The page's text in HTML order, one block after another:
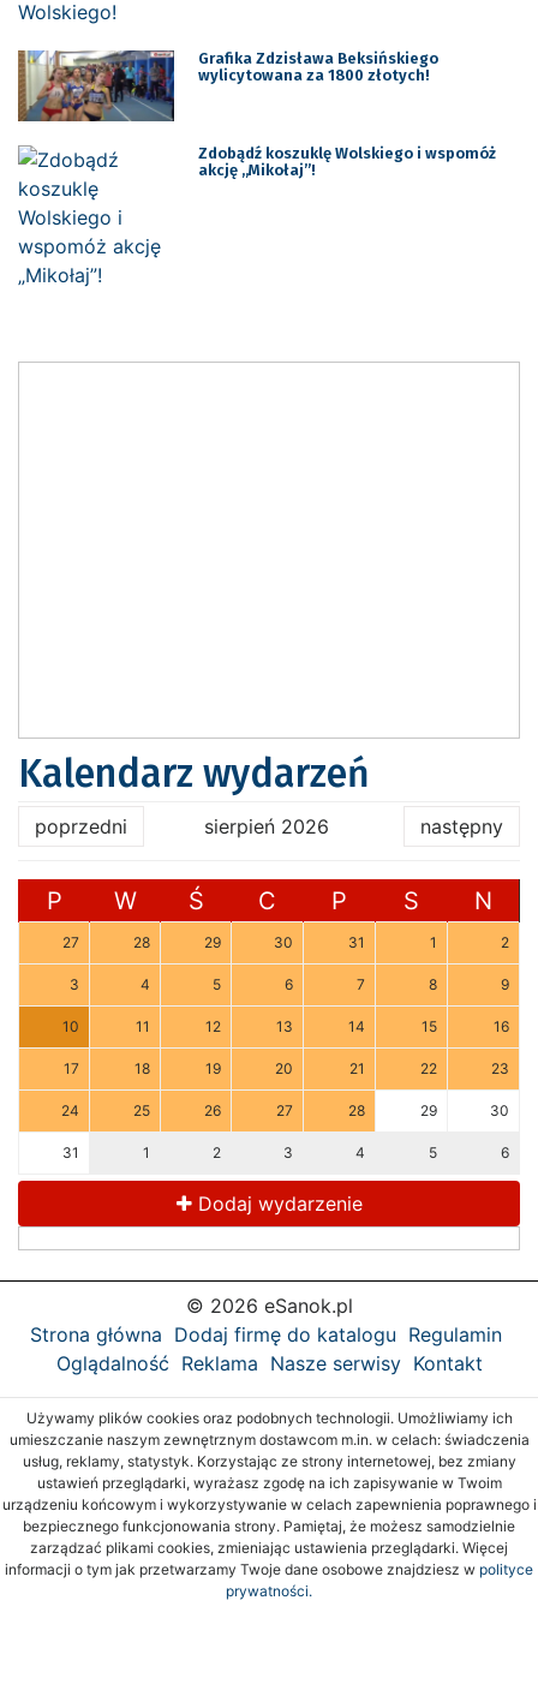
Grafika Zdzisława Beksińskiego
wylicytowana za 1800 złotych!
Zdobądź koszuklę Wolskiego i wspomóż
akcję „Mikołaj”!
Kalendarz wydarzeń
poprzedni sierpień 2026 następny
P W Ś C P S N
27 28 29 30 31 1 2
3 4 5 6 7 8 9
10 11 12 13 14 15 16
17 18 19 20 21 22 23
24 25 26 27 28 29 30
31 1 2 3 4 5 6
Dodaj wydarzenie
© 2026 eSanok.pl
Strona główna Dodaj firmę do katalogu Regulamin
Oglądalność Reklama Nasze serwisy Kontakt
Używamy plików cookies oraz podobnych technologii. Umożliwiamy ich
umieszczanie naszym zewnętrznym dostawcom m.in. w celach: świadczenia
usług, reklamy, statystyk. Korzystając ze strony internetowej, bez zmiany
ustawień przeglądarki, wyrażasz zgodę na ich zapisywanie w Twoim
urządzeniu końcowym i wykorzystywanie w celach zapewnienia poprawnego i
bezpiecznego funkcjonowania strony. Pamiętaj, że możesz samodzielnie
zarządzać plikami cookies, zmieniając ustawienia przeglądarki. Więcej
informacji o tym jak przetwarzamy Twoje dane osobowe znajdziesz w polityce
prywatności.